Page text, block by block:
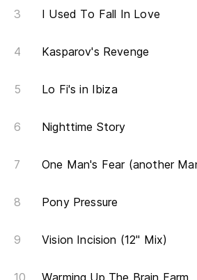
I Used To Fall In Love
Kasparov's Revenge
Lo Fi's in Ibiza
Nighttime Story
One Man's Fear (another
Pony Pressure
Vision Incision (12" Mix)
Warming Up The Brain Farm